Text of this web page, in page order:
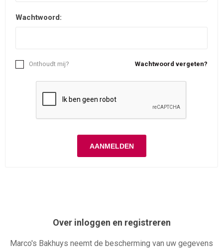
Wachtwoord:
Wachtwoord vergeten?
Onthoudt mij?
Over inloggen en registreren
Marco's Bakhuys neemt de bescherming van uw gegevens